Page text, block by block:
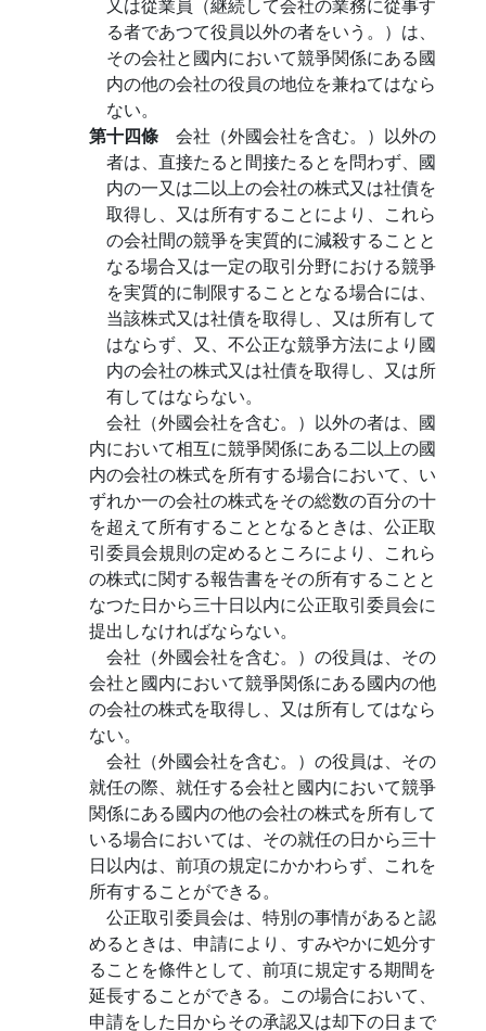
る者であつて役員以外の者をいう。）は、
その会社と國内において競爭関係にある國
内の他の会社の役員の地位を兼ねてはなら
ない。
第十四條 会社（外國会社を含む。）以外の
者は、直接たると間接たるとを問わず、國
内の一又は二以上の会社の株式又は社債を
取得し、又は所有することにより、これら
の会社間の競爭を実質的に減殺することと
なる場合又は一定の取引分野における競爭
を実質的に制限することとなる場合には、
当該株式又は社債を取得し、又は所有して
はならず、又、不公正な競爭方法により國
内の会社の株式又は社債を取得し、又は所
有してはならない。
会社（外國会社を含む。）以外の者は、國
内において相互に競爭関係にある二以上の國
内の会社の株式を所有する場合において、い
ずれか一の会社の株式をその総数の百分の十
を超えて所有することとなるときは、公正取
引委員会規則の定めるところにより、これら
の株式に関する報告書をその所有することと
なつた日から三十日以内に公正取引委員会に
提出しなければならない。
会社（外國会社を含む。）の役員は、その
会社と國内において競爭関係にある國内の他
の会社の株式を取得し、又は所有してはなら
ない。
会社（外國会社を含む。）の役員は、その
就任の際、就任する会社と國内において競爭
関係にある國内の他の会社の株式を所有して
いる場合においては、その就任の日から三十
日以内は、前項の規定にかかわらず、これを
所有することができる。
公正取引委員会は、特別の事情があると認
めるときは、申請により、すみやかに処分す
ることを條件として、前項に規定する期間を
延長することができる。この場合において、
申請をした日からその承認又は却下の日まで